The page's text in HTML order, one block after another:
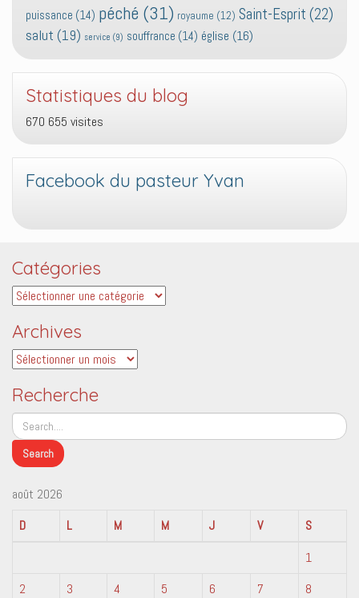
puissance (14) péché (31) royaume (12) Saint-Esprit (22)
salut (19) service (9) souffrance (14) église (16)
Statistiques du blog
670 655 visites
Facebook du pasteur Yvan
Catégories
Catégories
Archives
Archives
Recherche
août 2026
D
L M M J V
S
1
2
3 4 5 6 7
8